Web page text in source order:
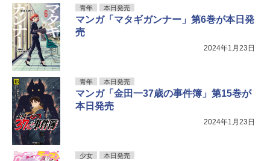
青年 本日発売
マンガ「マタギガンナー」第6巻が本日発
売
2024年1月23日
青年 本日発売
マンガ「金田一37歳の事件簿」第15巻が
本日発売
2024年1月23日
少女 本日発売